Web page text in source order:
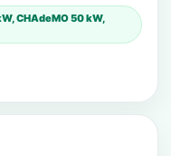
CHAdeMO 50 kW,